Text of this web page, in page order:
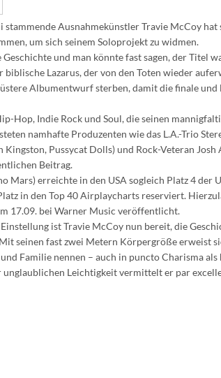
stammende Ausnahmekünstler Travie McCoy hat
um sich seinem Soloprojekt zu widmen.
und man könnte fast sagen, der Titel
biblische Lazarus, der von den Toten wieder
Albumentwurf sterben, damit die finale und
Hop, Indie Rock und Soul, die seinen
namhafte Produzenten wie das L.A.-Trio
Kingston, Pussycat Dolls) und Rock-Veteran
Beitrag.
Mars) erreichte in den USA sogleich Platz 4 der
in den Top 40 Airplaycharts reserviert.
17.09. bei Warner Music veröffentlicht.
ist Travie McCoy nun bereit, die
seinen fast zwei Metern Körpergröße erweist
Familie nennen – auch in puncto Charisma als
Leichtigkeit vermittelt er par